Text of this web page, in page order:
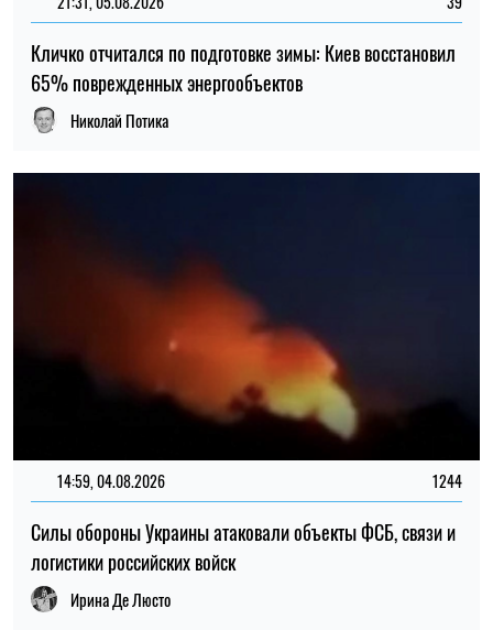
14:59, 04.08.2026
логистики российских войск
14:30, 04.08.2026